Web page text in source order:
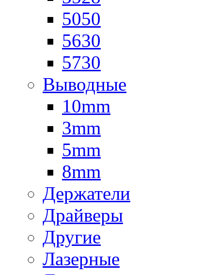
5050
5630
5730
Выводные
10mm
3mm
5mm
8mm
Держатели
Драйверы
Другие
Лазерные